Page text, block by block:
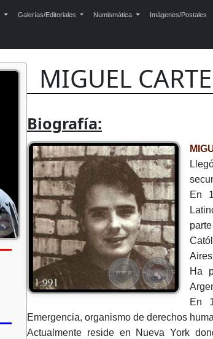
Galerías/Editoriales Numismática Imágenes/Postales
MIGUEL
Biografía:
En
Ha
En
Emergencia, organismo de derechos
Actualmente reside en Nueva York